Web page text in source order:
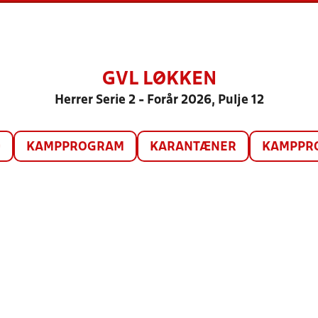
GVL LØKKEN
Herrer Serie 2 - Forår 2026, Pulje 12
KAMPPROGRAM KARANTÆNER